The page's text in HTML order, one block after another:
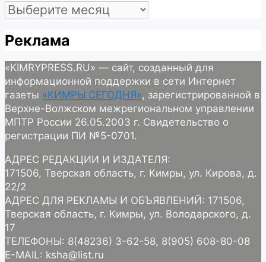
Архив
Реклама
«KIMRYPRESS.RU» — сайт, созданный для
информационной поддержки в сети Интернет
газеты «КИМРЫ СЕГОДНЯ», зарегистрированной в
Верхне-Волжском межрегиональном управлении
МПТР России 26.05.2003 г. Свидетельство о
регистрации ПИ №5-0701.
АДРЕС РЕДАКЦИИ И ИЗДАТЕЛЯ:
171506, Тверская область, г. Кимры, ул. Кирова, д.
22/2
АДРЕС ДЛЯ РЕКЛАМЫ И ОБЪЯВЛЕНИЙ: 171506,
Тверская область, г. Кимры, ул. Володарского, д.
17
ТЕЛЕФОНЫ: 8(48236) 3-62-58, 8(905) 608-80-08
E-MAIL: ksha@list.ru